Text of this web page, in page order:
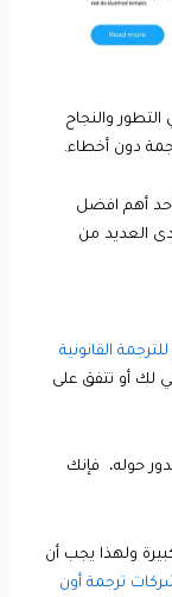
والنجاح
دون أخطاء.
أهم افضل
العديد من
القانونية
لك أو تتفق على
حوله، فإنك
ولهذا يجب أن
ترجمة أون